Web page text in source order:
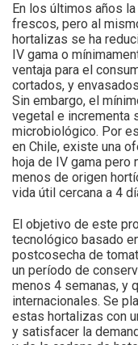
En los últimos años
frescos, pero al
hortalizas se ha
IV gama o
ventaja para el
cortados, y
Sin embargo, el
vegetal e incrementa
microbiológico. Por
en Chile, existe una
hoja de IV gama
menos de origen
vida útil cercana a 4
El objetivo de este
tecnológico basado
postcosecha de
un período de
menos 4 semanas, y
internacionales. Se
estas hortalizas con
y satisfacer la